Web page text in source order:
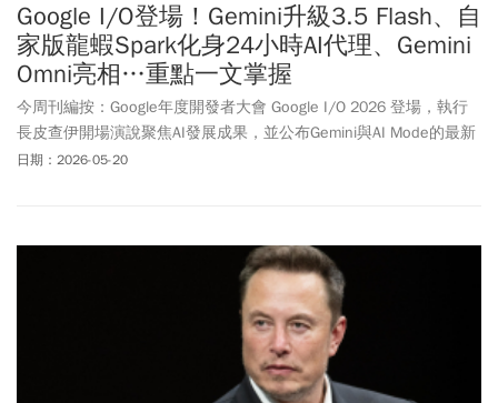
Google I/O登場！Gemini升級3.5 Flash、自
家版龍蝦Spark化身24小時AI代理、Gemini
Omni亮相…重點一文掌握
今周刊編按：Google年度開發者大會 Google I/O 2026 登場，執行
長皮查伊開場演說聚焦AI發展成果，並公布Gemini與AI Mode的最新
使用數據，也預告多項AI功能將於夏季陸續推出。市場關注的另一項
僅跑分成績超越 Gemini 3.1 Pro，更擁有比 GPT-5.5 等先進模型快上
4倍的運算速度。Google也推出另一款生成式模型「Gemini
Omni」，功能不再限定任何圖片、影片素材，而是整合各種元素，
可透過文字與影片結合，替原本的影片增加新元素，也可以做到修
改圖片或影片裡的背景、角色或是特效等效果。此外，Google也正
式揭曉Android XR智慧眼鏡的完整資訊，由 Google、三星以及高通
日期：2026-05-20